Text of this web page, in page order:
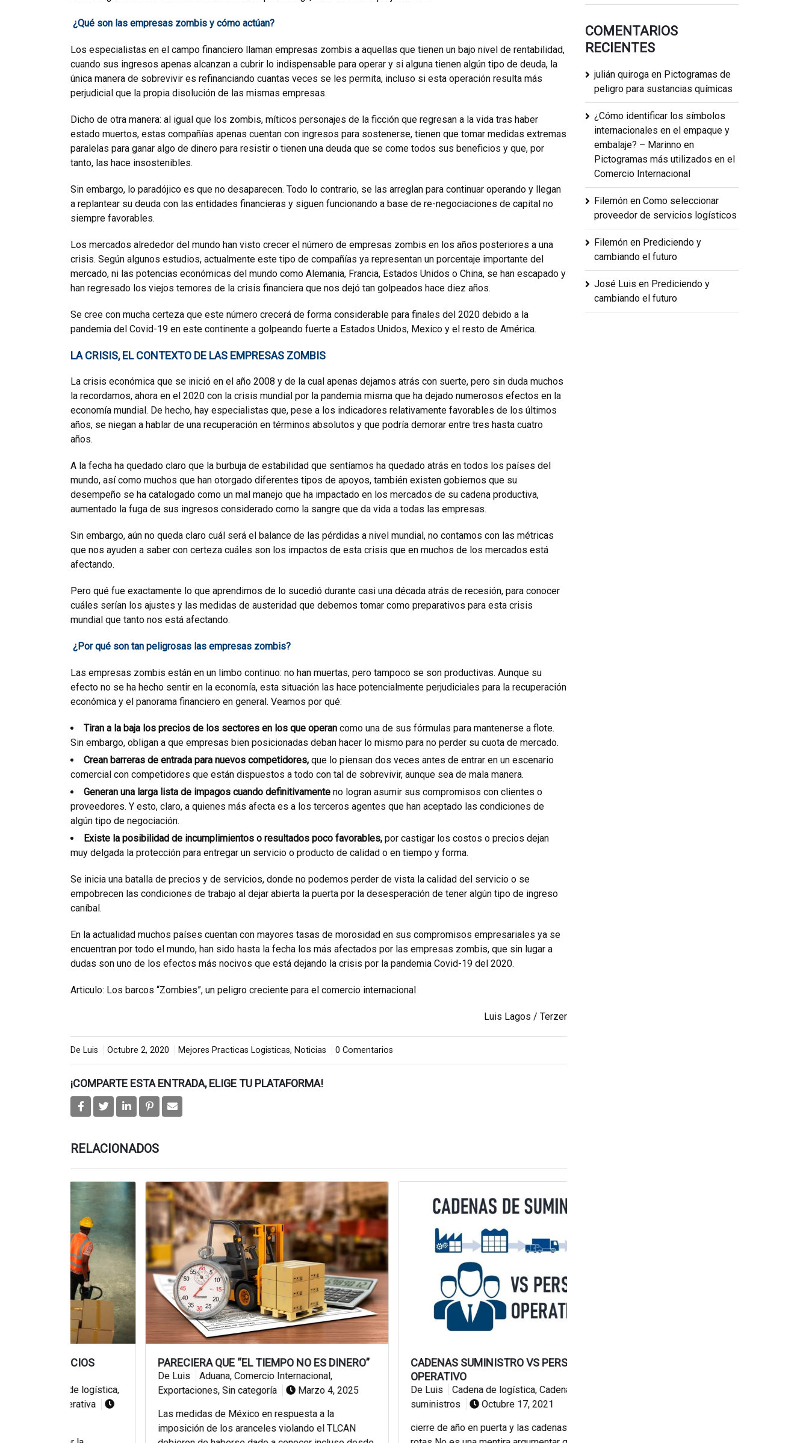
¿Qué son las empresas zombis y cómo actúan?
Los especialistas en el campo financiero llaman empresas zombis a aquellas que tienen un bajo nivel de rentabilidad,
cuando sus ingresos apenas alcanzan a cubrir lo indispensable para operar y si alguna tienen algún tipo de deuda, la
única manera de sobrevivir es refinanciando cuantas veces se les permita, incluso si esta operación resulta más
perjudicial que la propia disolución de las mismas empresas.
Dicho de otra manera: al igual que los zombis, míticos personajes de la ficción que regresan a la vida tras haber
estado muertos, estas compañías apenas cuentan con ingresos para sostenerse, tienen que tomar medidas extremas
paralelas para ganar algo de dinero para resistir o tienen una deuda que se come todos sus beneficios y que, por
tanto, las hace insostenibles.
Sin embargo, lo paradójico es que no desaparecen. Todo lo contrario, se las arreglan para continuar operando y llegan
a replantear su deuda con las entidades financieras y siguen funcionando a base de re-negociaciones de capital no
siempre favorables.
Los mercados alrededor del mundo han visto crecer el número de empresas zombis en los años posteriores a una
crisis. Según algunos estudios, actualmente este tipo de compañías ya representan un porcentaje importante del
mercado, ni las potencias económicas del mundo como Alemania, Francia, Estados Unidos o China, se han escapado y
han regresado los viejos temores de la crisis financiera que nos dejó tan golpeados hace diez años.
Se cree con mucha certeza que este número crecerá de forma considerable para finales del 2020 debido a la
pandemia del Covid-19 en este continente a golpeando fuerte a Estados Unidos, Mexico y el resto de América.
LA CRISIS, EL CONTEXTO DE LAS EMPRESAS ZOMBIS
La crisis económica que se inició en el año 2008 y de la cual apenas dejamos atrás con suerte, pero sin duda muchos
la recordamos, ahora en el 2020 con la crisis mundial por la pandemia misma que ha dejado numerosos efectos en la
economía mundial. De hecho, hay especialistas que, pese a los indicadores relativamente favorables de los últimos
años, se niegan a hablar de una recuperación en términos absolutos y que podría demorar entre tres hasta cuatro
años.
A la fecha ha quedado claro que la burbuja de estabilidad que sentíamos ha quedado atrás en todos los países del
mundo, así como muchos que han otorgado diferentes tipos de apoyos, también existen gobiernos que su
desempeño se ha catalogado como un mal manejo que ha impactado en los mercados de su cadena productiva,
aumentado la fuga de sus ingresos considerado como la sangre que da vida a todas las empresas.
Sin embargo, aún no queda claro cuál será el balance de las pérdidas a nivel mundial, no contamos con las métricas
que nos ayuden a saber con certeza cuáles son los impactos de esta crisis que en muchos de los mercados está
afectando.
Pero qué fue exactamente lo que aprendimos de lo sucedió durante casi una década atrás de recesión, para conocer
cuáles serían los ajustes y las medidas de austeridad que debemos tomar como preparativos para esta crisis
mundial que tanto nos está afectando.
¿Por qué son tan peligrosas las empresas zombis?
Las empresas zombis están en un limbo continuo: no han muertas, pero tampoco se son productivas. Aunque su
efecto no se ha hecho sentir en la economía, esta situación las hace potencialmente perjudiciales para la recuperación
económica y el panorama financiero en general. Veamos por qué:
Tiran a la baja los precios de los sectores en los que operan como una de sus fórmulas para mantenerse a flote.
Sin embargo, obligan a que empresas bien posicionadas deban hacer lo mismo para no perder su cuota de mercado.
Crean barreras de entrada para nuevos competidores, que lo piensan dos veces antes de entrar en un escenario
comercial con competidores que están dispuestos a todo con tal de sobrevivir, aunque sea de mala manera.
Generan una larga lista de impagos cuando definitivamente no logran asumir sus compromisos con clientes o
proveedores. Y esto, claro, a quienes más afecta es a los terceros agentes que han aceptado las condiciones de
algún tipo de negociación.
Existe la posibilidad de incumplimientos o resultados poco favorables, por castigar los costos o precios dejan
muy delgada la protección para entregar un servicio o producto de calidad o en tiempo y forma.
Se inicia una batalla de precios y de servicios, donde no podemos perder de vista la calidad del servicio o se
empobrecen las condiciones de trabajo al dejar abierta la puerta por la desesperación de tener algún tipo de ingreso
caníbal.
En la actualidad muchos países cuentan con mayores tasas de morosidad en sus compromisos empresariales ya se
encuentran por todo el mundo, han sido hasta la fecha los más afectados por las empresas zombis, que sin lugar a
dudas son uno de los efectos más nocivos que está dejando la crisis por la pandemia Covid-19 del 2020.
Articulo: Los barcos “Zombies”, un peligro creciente para el comercio internacional
Luis Lagos / Terzer
De Luis Octubre 2, 2020 Mejores Practicas Logisticas, Noticias 0 Comentarios
¡COMPARTE ESTA ENTRADA, ELIGE TU PLATAFORMA!
RELACIONADOS
PARECIERA QUE “EL TIEMPO NO ES DINERO”
,Comercio Internacional,
Exportaciones
Sin categoría Marzo 4, 2025
Las medidas de México en respuesta a la
imposición de los aranceles violando el TLCAN
CADENAS SUMINISTRO VS PERSONAL
De Luis Cadena de logística,Cadena de
Octubre 17, 2021
cierre de año en puerta y las cadenas logísticas
COMENTARIOS
RECIENTES
julián quiroga en Pictogramas de
peligro para sustancias químicas
¿Cómo identificar los símbolos
internacionales en el empaque y
embalaje? – Marinno en
Pictogramas más utilizados en el
Comercio Internacional
Filemón en Como seleccionar
proveedor de servicios logísticos
Filemón en Prediciendo y
cambiando el futuro
José Luis en Prediciendo y
cambiando el futuro